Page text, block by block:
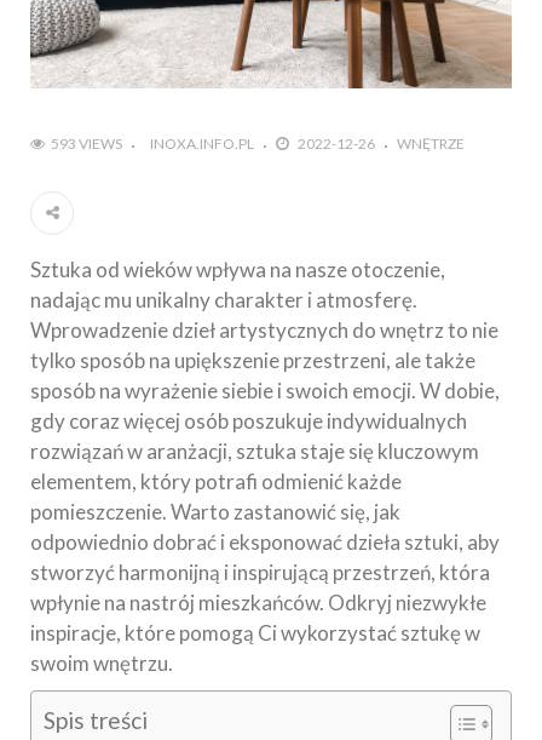
593 VIEWS INOXA.INFO.PL 2022-12-26 WNĘTRZE
Sztuka od wieków wpływa na nasze otoczenie,
nadając mu unikalny charakter i atmosferę.
Wprowadzenie dzieł artystycznych do wnętrz to nie
tylko sposób na upiększenie przestrzeni, ale także
sposób na wyrażenie siebie i swoich emocji. W dobie,
gdy coraz więcej osób poszukuje indywidualnych
rozwiązań w aranżacji, sztuka staje się kluczowym
elementem, który potrafi odmienić każde
pomieszczenie. Warto zastanowić się, jak
odpowiednio dobrać i eksponować dzieła sztuki, aby
stworzyć harmonijną i inspirującą przestrzeń, która
wpłynie na nastrój mieszkańców. Odkryj niezwykłe
inspiracje, które pomogą Ci wykorzystać sztukę w
swoim wnętrzu.
Spis treści